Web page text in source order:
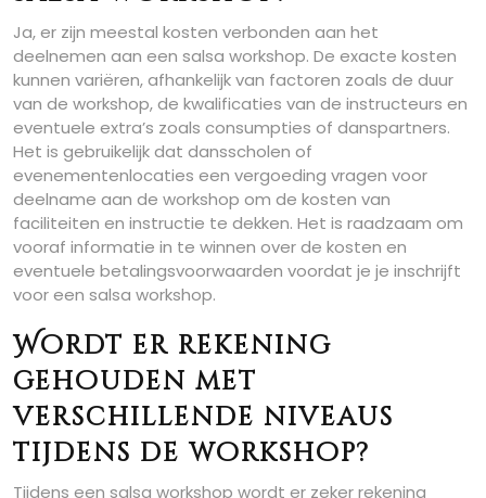
Ja, er zijn meestal kosten verbonden aan het
deelnemen aan een salsa workshop. De exacte kosten
kunnen variëren, afhankelijk van factoren zoals de duur
van de workshop, de kwalificaties van de instructeurs en
eventuele extra’s zoals consumpties of danspartners.
Het is gebruikelijk dat dansscholen of
evenementenlocaties een vergoeding vragen voor
deelname aan de workshop om de kosten van
faciliteiten en instructie te dekken. Het is raadzaam om
vooraf informatie in te winnen over de kosten en
eventuele betalingsvoorwaarden voordat je je inschrijft
voor een salsa workshop.
Wordt er rekening
gehouden met
verschillende niveaus
tijdens de workshop?
Tijdens een salsa workshop wordt er zeker rekening